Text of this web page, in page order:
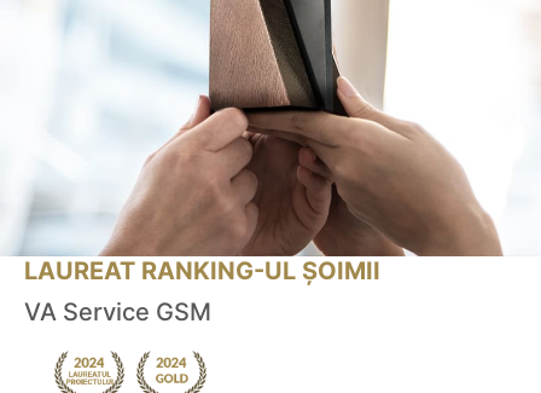
LAUREAT RANKING-UL ȘOIMII
VA Service GSM